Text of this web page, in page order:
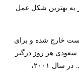
به بهترین شکل عمل
خارج شده و برای
سعودی هر روز درگیر
مسائل مربوط به نفوذ گروه های تروریستی هستند. در سال ۲۰۰۱،